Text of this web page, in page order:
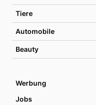
Tiere
Automobile
Beauty
Werbung
Jobs